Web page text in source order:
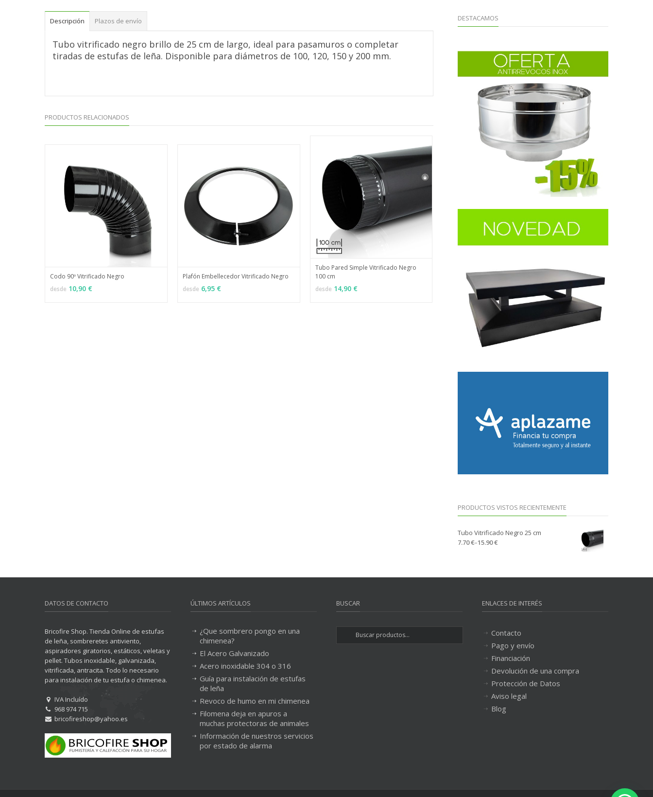
Descripción Plazos de envío
Tubo vitrificado negro brillo de 25 cm de largo, ideal para pasamuros o completar
tiradas de estufas de leña. Disponible para diámetros de 100, 120, 150 y 200 mm.
PRODUCTOS RELACIONADOS
VER OPCIONES
Codo 90º Vitrificado Negro
desde 10,90 € VER OPCIONES
Plafón Embellecedor Vitrificado Negro
desde 6,95 €
VER OPCIONES
Tubo Pared Simple Vitrificado Negro
100 cm
desde 14,90 €
DESTACAMOS
PRODUCTOS VISTOS RECIENTEMENTE
Tubo Vitrificado Negro 25 cm
7.70 €–15.90 €
DATOS DE CONTACTO
Bricofire Shop. Tienda Online de estufas
de leña, sombreretes antiviento,
aspiradores giratorios, estáticos, veletas y
pellet. Tubos inoxidable, galvanizada,
vitrificada, antracita. Todo lo necesario
para instalación de tu estufa o chimenea.
IVA Incluído
968 974 715
bricofireshop@yahoo.es
ÚLTIMOS ARTÍCULOS
¿Que sombrero pongo en una
chimenea?
El Acero Galvanizado
Acero inoxidable 304 o 316
Guía para instalación de estufas
de leña
Revoco de humo en mi chimenea
Filomena deja en apuros a
muchas protectoras de animales
Información de nuestros servicios
por estado de alarma
BUSCAR ENLACES DE INTERÉS
Contacto
Pago y envío
Financiación
Devolución de una compra
Protección de Datos
Aviso legal
Blog